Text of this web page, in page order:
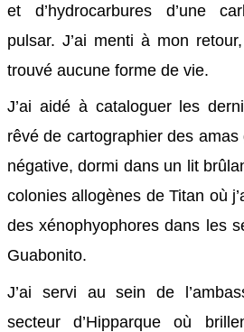
et d’hydrocarbures d’une
pulsar. J’ai menti à mon
trouvé aucune forme de vie.
J’ai aidé à cataloguer les
rêvé de cartographier des
négative, dormi dans un lit
colonies allogènes de Titan où
des xénophyophores dans les
Guabonito.
J’ai servi au sein de
secteur d’Hipparque où